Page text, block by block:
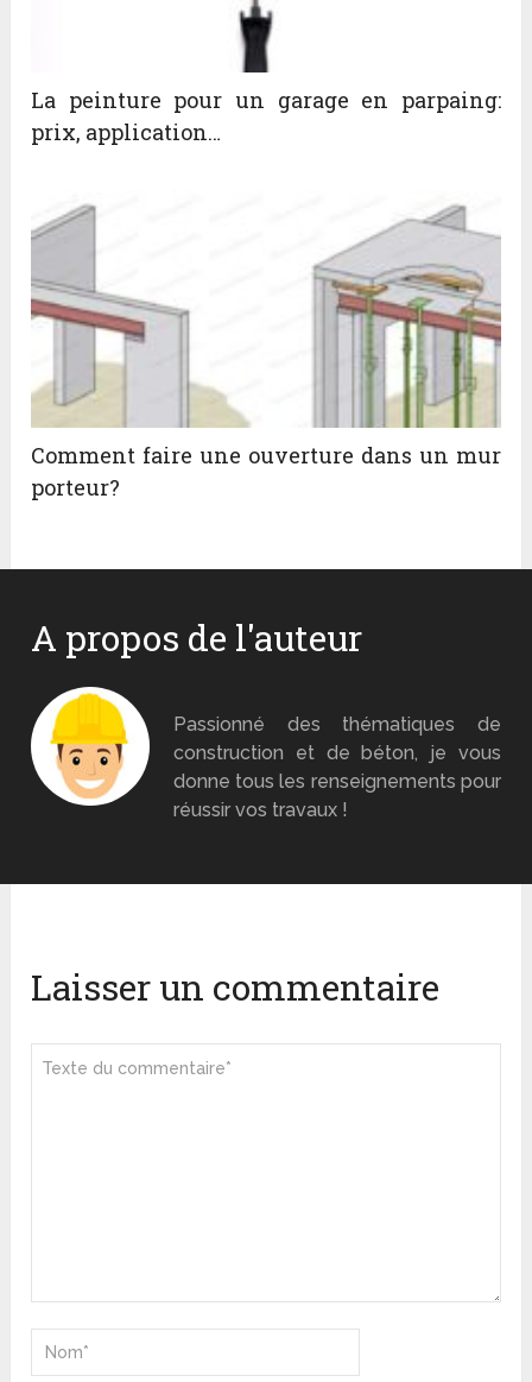
La peinture pour un garage en parpaing:
prix, application…
Comment faire une ouverture dans un mur
porteur?
A propos de l'auteur
Passionné des thématiques de
construction et de béton, je vous
donne tous les renseignements pour
réussir vos travaux !
Laisser un commentaire